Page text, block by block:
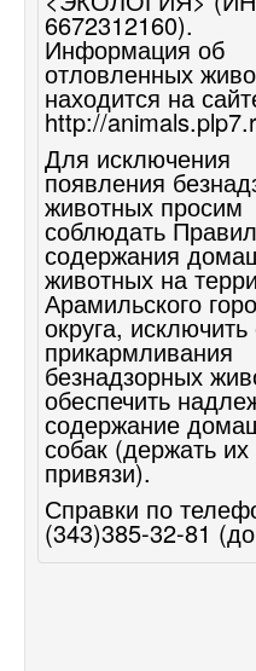
6672312160).
Информация об
отловленных
находится на
http://
Для исключения
появления
животных просим
соблюдать
содержания
животных на
Арамильского
округа,
прикармливания
безнадзорных
обеспечить
содержание
собак (держать
привязи).
Справки по
(343)385-32-81